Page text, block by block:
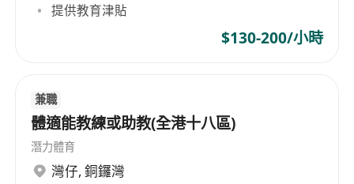
提供教育津貼
$130-200/小時
兼職
體適能教練或助教(全港十八區)
潛力體育
灣仔, 銅鑼灣